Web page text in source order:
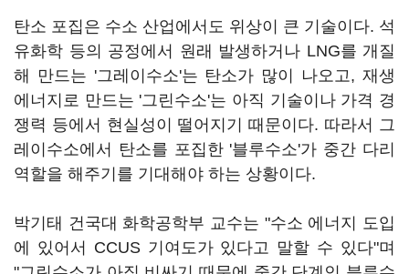
탄소 포집은 수소 산업에서도 위상이 큰 기술이다. 석
유화학 등의 공정에서 원래 발생하거나 LNG를 개질
해 만드는 '그레이수소'는 탄소가 많이 나오고, 재생
에너지로 만드는 '그린수소'는 아직 기술이나 가격 경
쟁력 등에서 현실성이 떨어지기 때문이다. 따라서 그
레이수소에서 탄소를 포집한 '블루수소'가 중간 다리
역할을 해주기를 기대해야 하는 상황이다.
박기태 건국대 화학공학부 교수는 "수소 에너지 도입
에 있어서 CCUS 기여도가 있다고 말할 수 있다"며